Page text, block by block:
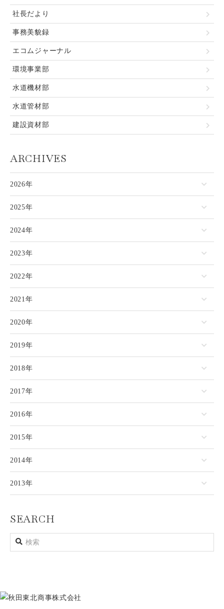
社長だより
事務美貌録
エコムジャーナル
環境事業部
水道機材部
水道管材部
建設資材部
ARCHIVES
2026年
2025年
2024年
2023年
2022年
2021年
2020年
2019年
2018年
2017年
2016年
2015年
2014年
2013年
SEARCH